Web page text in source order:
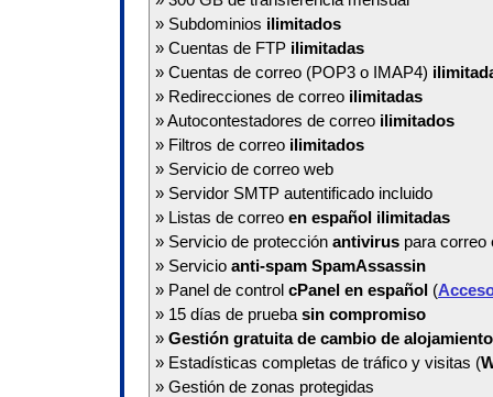
» Subdominios ilimitados
» Cuentas de FTP ilimitadas
» Cuentas de correo (POP3 o IMAP4)
» Redirecciones de correo ilimitadas
» Autocontestadores de correo ilimitados
» Filtros de correo ilimitados
» Servicio de correo web
» Servidor SMTP autentificado incluido
» Listas de correo en español ilimitadas
» Servicio de protección antivirus para
» Servicio anti-spam SpamAssassin
» Panel de control cPanel en español (
» 15 días de prueba sin compromiso
» Gestión gratuita de cambio de
» Estadísticas completas de tráfico y visitas (
» Gestión de zonas protegidas